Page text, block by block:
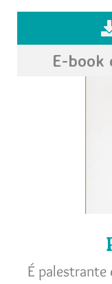
E-book
É